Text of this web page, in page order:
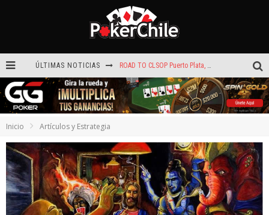
ÚLTIMAS NOTICIAS ROAD TO CLSOP Puerto Plata, satélite a Main Event.
Carlos Faúndez aceleró hasta la victoria en el Turbo de Dreams Temuco
Reef Poker: la próxima plataforma de póker que puede llevar tu voz
La generación dorada de 2011: el año en que Chile conquistó el póker internacional
¡Sábado de ases! Punta Arenas y Valdivia repartieron más de $3,8 millones
Inicio Artículos y Estrategia